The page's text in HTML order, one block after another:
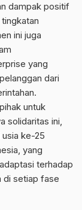
dampak positif
ini juga
yang
dari
untuk
solidaritas ini,
ke-25
yang
terhadap
di setiap fase